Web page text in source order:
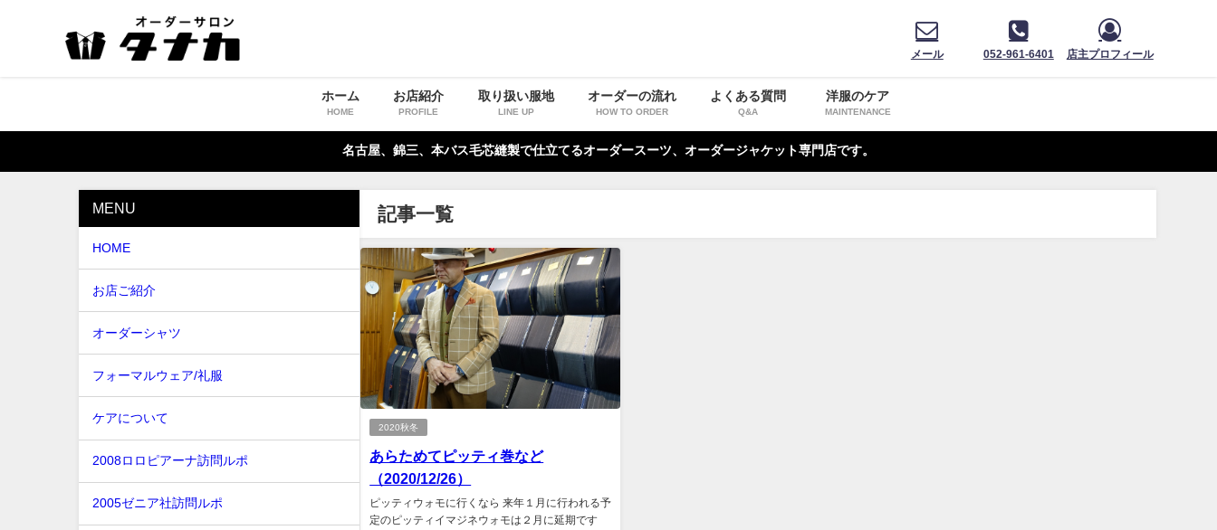
メール 052-961-6401 店主プロフィール
ホーム
HOME
お店紹介
PROFILE
取り扱い服地
LINE UP
オーダーの流れ
HOW TO ORDER
よくある質問
Q&A
洋服のケア
MAINTENANCE
名古屋、錦三、本バス毛芯縫製で仕立てるオーダースーツ、オーダージャケット専門店です。
記事一覧
2020秋冬
あらためてピッティ巻など
（2020/12/26）
ピッティウォモに行くなら 来年１月に行われる予
定のピッティイマジネウォモは２月に延期です
MENU
HOME
お店ご紹介
オーダーシャツ
フォーマルウェア/礼服
ケアについて
2008ロロピアーナ訪問ルポ
2005ゼニア社訪問ルポ